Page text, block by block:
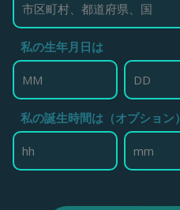
私の生年月日は
私の誕生時間は（オプション）